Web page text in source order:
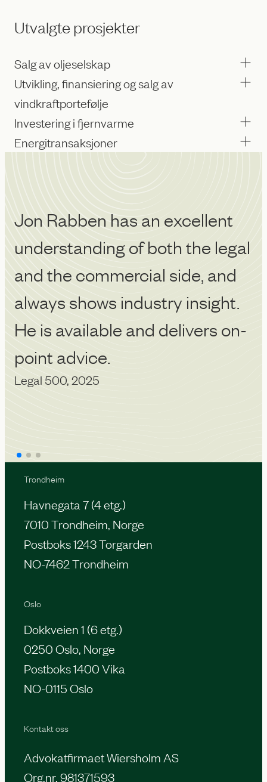
Utvalgte prosjekter
Salg av oljeselskap
Utvikling, finansiering og salg av
vindkraftportefølje
Investering i fjernvarme
Energitransaksjoner
Jon Rabben has an excellent
understanding of both the legal
and the commercial side, and
always shows industry insight.
He is available and delivers on-
point advice.
Legal 500, 2025
Kontakt oss
Advokatfirmaet Wiersholm AS
Org.nr. 981371593
Oslo
Dokkveien 1 (6 etg.)
0250 Oslo, Norge
Postboks 1400 Vika
NO-0115 Oslo
Trondheim
Havnegata 7 (4 etg.)
7010 Trondheim, Norge
Postboks 1243 Torgarden
NO-7462 Trondheim